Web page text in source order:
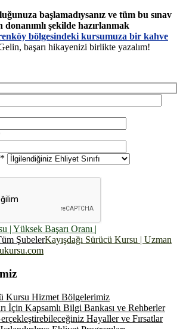
başlamadıysanız ve tüm bu sınav
donanımlı şekilde hazırlanmak
bölgesindeki kursumuza bir kahve
başarı hikayenizi birlikte yazalım!
| Yüksek Başarı Oranı |
ŞubelerKayışdağı Sürücü Kursu | Uzman
Kursu Hizmet Bölgelerimiz
İçin Kapsamlı Bilgi Bankası ve Rehberler
Hayaller ve Fırsatlar